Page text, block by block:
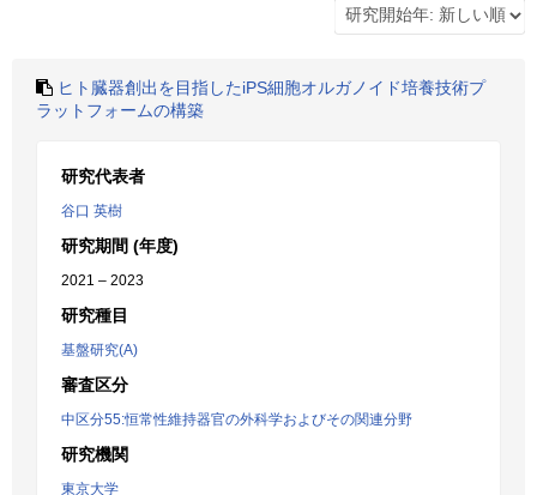
ヒト臓器創出を目指したiPS細胞オルガノイド培養技術プ
ラットフォームの構築
研究代表者
谷口 英樹
研究期間 (年度)
2021 – 2023
研究種目
基盤研究(A)
審査区分
中区分55:恒常性維持器官の外科学およびその関連分野
研究機関
東京大学